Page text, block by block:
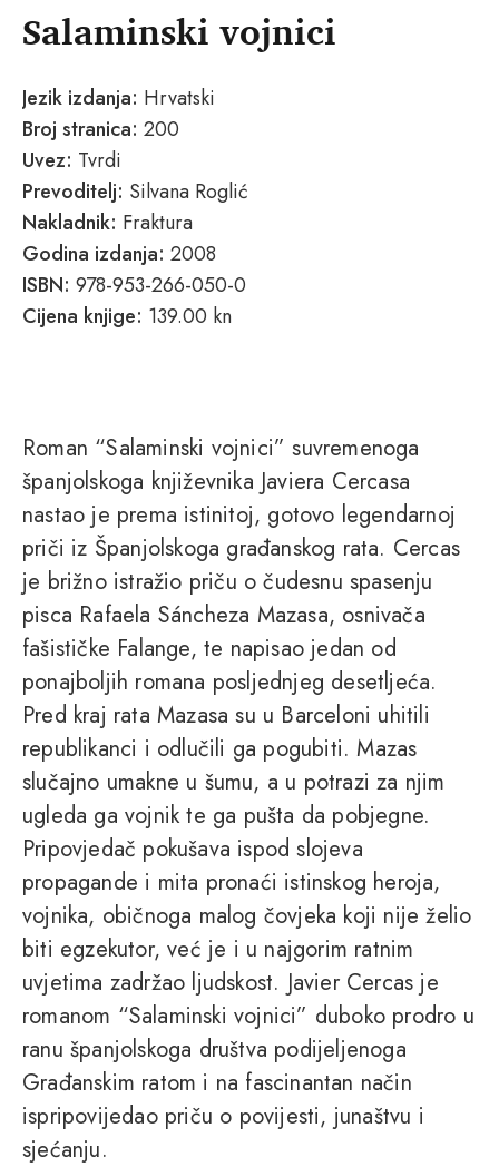
Salaminski vojnici
Jezik izdanja: Hrvatski
Broj stranica: 200
Uvez: Tvrdi
Prevoditelj: Silvana Roglić
Nakladnik: Fraktura
Godina izdanja: 2008
ISBN: 978-953-266-050-0
Cijena knjige: 139.00 kn
Roman “Salaminski vojnici” suvremenoga
španjolskoga književnika Javiera Cercasa
nastao je prema istinitoj, gotovo legendarnoj
priči iz Španjolskoga građanskog rata. Cercas
je brižno istražio priču o čudesnu spasenju
pisca Rafaela Sáncheza Mazasa, osnivača
fašističke Falange, te napisao jedan od
ponajboljih romana posljednjeg desetljeća.
Pred kraj rata Mazasa su u Barceloni uhitili
republikanci i odlučili ga pogubiti. Mazas
slučajno umakne u šumu, a u potrazi za njim
ugleda ga vojnik te ga pušta da pobjegne.
Pripovjedač pokušava ispod slojeva
propagande i mita pronaći istinskog heroja,
vojnika, običnoga malog čovjeka koji nije želio
biti egzekutor, već je i u najgorim ratnim
uvjetima zadržao ljudskost. Javier Cercas je
romanom “Salaminski vojnici” duboko prodro u
ranu španjolskoga društva podijeljenoga
Građanskim ratom i na fascinantan način
ispripovijedao priču o povijesti, junaštvu i
sjećanju.